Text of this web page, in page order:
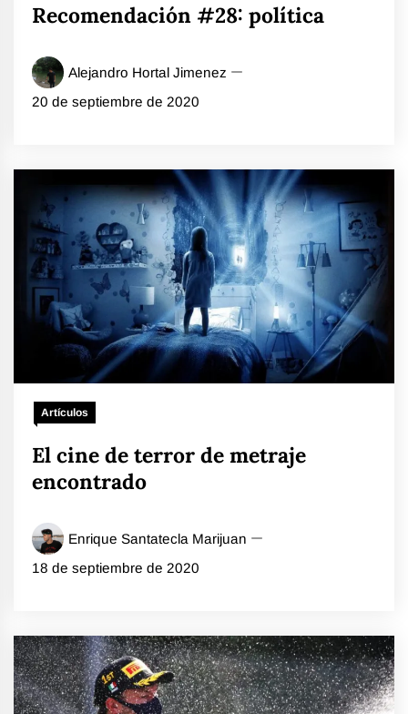
Recomendación #28: política
Alejandro Hortal Jimenez
20 de septiembre de 2020
Artículos
El cine de terror de metraje
encontrado
Enrique Santatecla Marijuan
18 de septiembre de 2020